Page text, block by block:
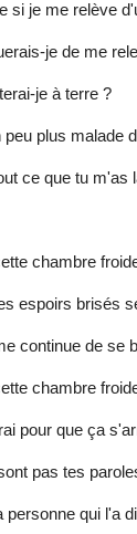
si je me relève
je de me
je à terre ?
peu plus malade
ce que tu m'as
chambre
espoirs brisés
continue de se
chambre
pour que ça
pas tes
personne qui l'a